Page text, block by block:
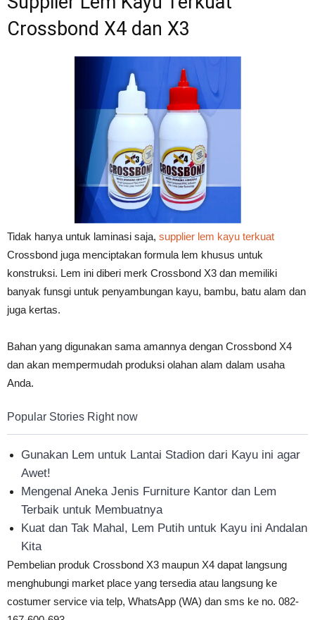
Crossbond X4 dan X3
Tidak hanya untuk laminasi saja, supplier lem kayu terkuat
Crossbond juga menciptakan formula lem khusus untuk
konstruksi. Lem ini diberi merk Crossbond X3 dan memiliki
banyak funsgi untuk penyambungan kayu, bambu, batu alam dan
juga kertas.
Bahan yang digunakan sama amannya dengan Crossbond X4
dan akan mempermudah produksi olahan alam dalam usaha
Anda.
Popular Stories Right now
Gunakan Lem untuk Lantai Stadion dari Kayu ini agar
Awet!
Mengenal Aneka Jenis Furniture Kantor dan Lem
Terbaik untuk Membuatnya
Kuat dan Tak Mahal, Lem Putih untuk Kayu ini Andalan
Kita
Pembelian produk Crossbond X3 maupun X4 dapat langsung
menghubungi market place yang tersedia atau langsung ke
costumer service via telp, WhatsApp (WA) dan sms ke no. 082-